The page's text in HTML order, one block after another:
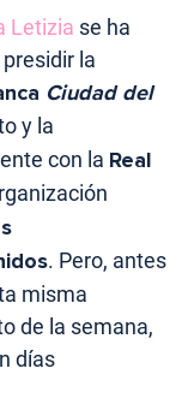
Letizia se ha
la
Ciudad del
y la
con la Real
. Pero, antes
misma
de la semana,
días